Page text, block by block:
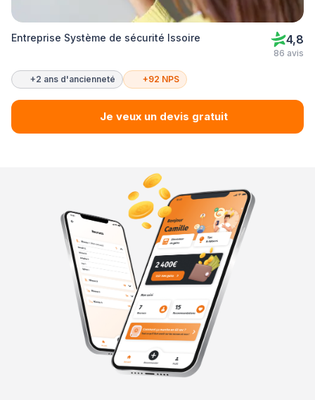
Entreprise Système de sécurité Issoire 4,8
86 avis
+2 ans d'ancienneté +92 NPS
Je veux un devis gratuit